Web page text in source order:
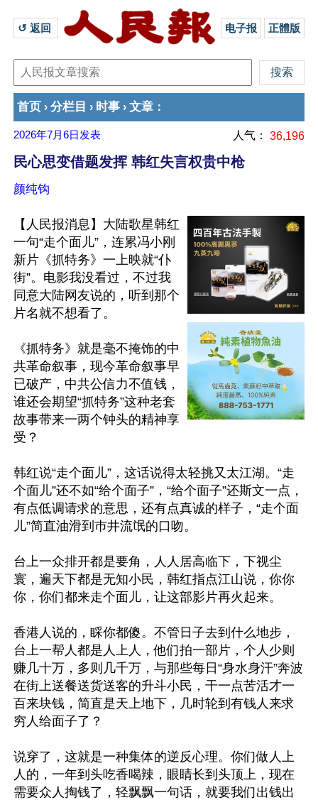
↺ 返回 电子报 正體版
首页 › 分栏目 › 时事 › 文章 ：
2026年7月6日 发表 人气： 36,196
民心思变借题发挥 韩红失言权贵中枪
颜纯钩
【人民报消息】大陆歌星韩红
一句“走个面儿”，连累冯小刚
新片《抓特务》一上映就“仆
街”。电影我没看过，不过我
同意大陆网友说的，听到那个
片名就不想看了。
《抓特务》就是毫不掩饰的中
共革命叙事，现今革命叙事早
已破产，中共公信力不值钱，
谁还会期望“抓特务”这种老套
故事带来一两个钟头的精神享
受？
韩红说“走个面儿”，这话说得太轻挑又太江湖。“走
个面儿”还不如“给个面子”，“给个面子”还斯文一点，
有点低调请求的意思，还有点真诚的样子，“走个面
儿”简直油滑到巿井流氓的口吻。
台上一众排开都是要角，人人居高临下，下视尘
寰，遍天下都是无知小民，韩红指点江山说，你你
你，你们都来走个面儿，让这部影片再火起来。
香港人说的，睬你都傻。不管日子去到什么地步，
台上一帮人都是人上人，他们拍一部片，个人少则
赚几十万，多则几千万，与那些每日“身水身汗”奔波
在街上送餐送货送客的升斗小民，干一点苦活才一
百来块钱，简直是天上地下，几时轮到有钱人来求
穷人给面子了？
说穿了，这就是一种集体的逆反心理。你们做人上
人的，一年到头吃香喝辣，眼睛长到头顶上，现在
需要众人掏钱了，轻飘飘一句话，就要我们出钱出